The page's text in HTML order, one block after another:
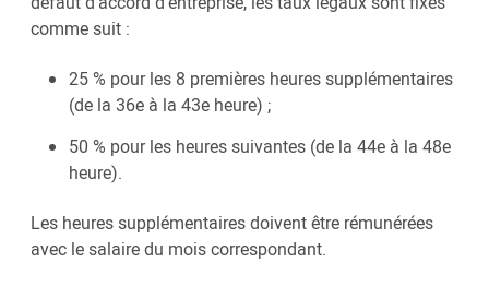
comme suit :
25 % pour les 8 premières heures supplémentaires
(de la 36e à la 43e heure) ;
50 % pour les heures suivantes (de la 44e à la 48e
heure).
Les heures supplémentaires doivent être rémunérées
avec le salaire du mois correspondant.